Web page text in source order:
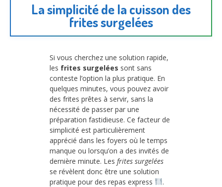
La simplicité de la cuisson des
frites surgelées
Si vous cherchez une solution rapide,
les frites surgelées sont sans
conteste l’option la plus pratique. En
quelques minutes, vous pouvez avoir
des frites prêtes à servir, sans la
nécessité de passer par une
préparation fastidieuse. Ce facteur de
simplicité est particulièrement
apprécié dans les foyers où le temps
manque ou lorsqu’on a des invités de
dernière minute. Les frites surgelées
se révèlent donc être une solution
pratique pour des repas express
.